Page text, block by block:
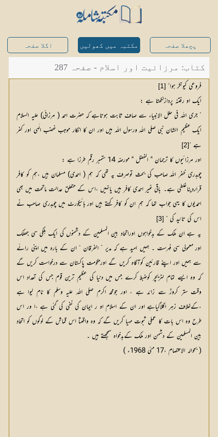
پچھلا صفحہ مکتبہ میں کھولیں اگلا صفحہ
کتاب: مرزائیت اور اسلام - صفحہ 287
فروعی کیونکر ہوا“ [1]
ایک او رفتنہ پردازلکھتا ہے :
” جری اللہ فی حلل الانبیاء سے صاف ثابت ہوتاہے کہ حضرت احمد ( مرزائی) علیہ السلام
ایک عظیم الشان نبی صلی اللہ ورسول اللہ ہیں اور ان کا انکار موجب غضب الٰہی اور کفر
ہے “[2]
اور مرزائیوں کا ترجمان " الفضل " مورضہ 14 ستمبر رقم طرزا ہے :
چوہدری ظفر اللہ صاحب کی بحث توصرف یہ تھی کہ ہم ( احمدی) مسلمان ہیں ،ہم کو کافر
قراردیناغلطی ہے۔ باقی غیر احمدی کافر ہیں یانہیں ،اس کے متعلق عدالت ماتحت میں بھی
احمدیوں کا یہی جواب تھا کہ ہم ان کو کافر کہتے ہیں اور ہائیکورٹ میں چوہدری صاحب نے
اس کی تائید کی “ [3]
یہ ہے ان ملک کے بدخواہوں اوراتحاد بین المسلمین کے دشمنوں کی ایک ہلکی سی جھلک
اور معمولی سی فہرست ۔ ہمیں امید ہے کہ مدیر ” الفرقان “ ان کے بارہ میں اپنی رائے
سے ہمیں اور اپنے قارئین کوآگاہ کریں گے اورحکومت پاکستان سے درخواست کریں گے
کہ وہ ایسے تمام لٹریچر کوضبط کرے جس میں دنیا کی عظیم ترین قوم جس کی تعداد اس
وقت ستر کروڑ سے زائد ہے ، اور جومحمد اکرم صلی اللہ علیہ وسلم کا نام لیوا ہے
،کےخلاف زہر اگلاگیاہے اور ان کے اسلام او ر ایمان کی نفی کی گئی ہے ،ا ور اس
طرح وہ اس بات کا عملی ثبوت مہیا کریں گے کہ وہ واقعتاً اس قماش کے لوگوں کو اتحاد
بین المسلمین کے دشمن اور ملک کےبدخواہ سمجھتے ہیں ۔
( بحوالہ الاعتصام ،17 مئی 1968ء )